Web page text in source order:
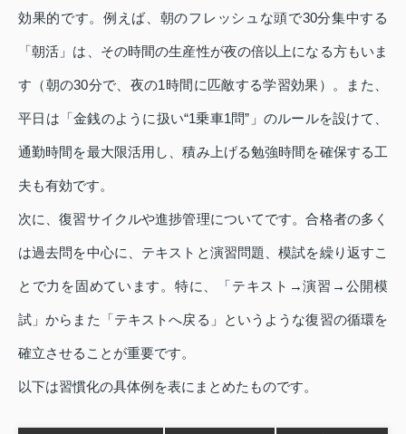
効果的です。例えば、朝のフレッシュな頭で30分集中する
「朝活」は、その時間の生産性が夜の倍以上になる方もいま
す（朝の30分で、夜の1時間に匹敵する学習効果）。また、
平日は「金銭のように扱い“1乗車1問”」のルールを設けて、
通勤時間を最大限活用し、積み上げる勉強時間を確保する工
夫も有効です。
次に、復習サイクルや進捗管理についてです。合格者の多く
は過去問を中心に、テキストと演習問題、模試を繰り返すこ
とで力を固めています。特に、「テキスト→演習→公開模
試」からまた「テキストへ戻る」というような復習の循環を
確立させることが重要です。
以下は習慣化の具体例を表にまとめたものです。